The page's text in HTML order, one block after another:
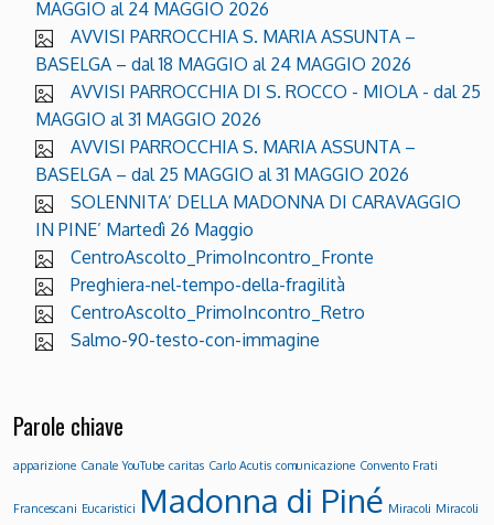
MAGGIO al 24 MAGGIO 2026
AVVISI PARROCCHIA S. MARIA ASSUNTA –
BASELGA – dal 18 MAGGIO al 24 MAGGIO 2026
AVVISI PARROCCHIA DI S. ROCCO - MIOLA - dal 25
MAGGIO al 31 MAGGIO 2026
AVVISI PARROCCHIA S. MARIA ASSUNTA –
BASELGA – dal 25 MAGGIO al 31 MAGGIO 2026
SOLENNITA’ DELLA MADONNA DI CARAVAGGIO
IN PINE’ Martedì 26 Maggio
CentroAscolto_PrimoIncontro_Fronte
Preghiera-nel-tempo-della-fragilità
CentroAscolto_PrimoIncontro_Retro
Salmo-90-testo-con-immagine
Parole chiave
apparizione Canale YouTube caritas Carlo Acutis comunicazione Convento Frati
Francescani Eucaristici Madonna di Piné Miracoli Miracoli